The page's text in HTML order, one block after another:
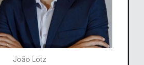
João Lotz